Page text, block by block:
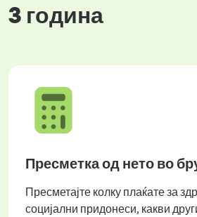
3 година
Пресметка од нето во
Пресметајте колку плаќате за
социјални придонеси, какви